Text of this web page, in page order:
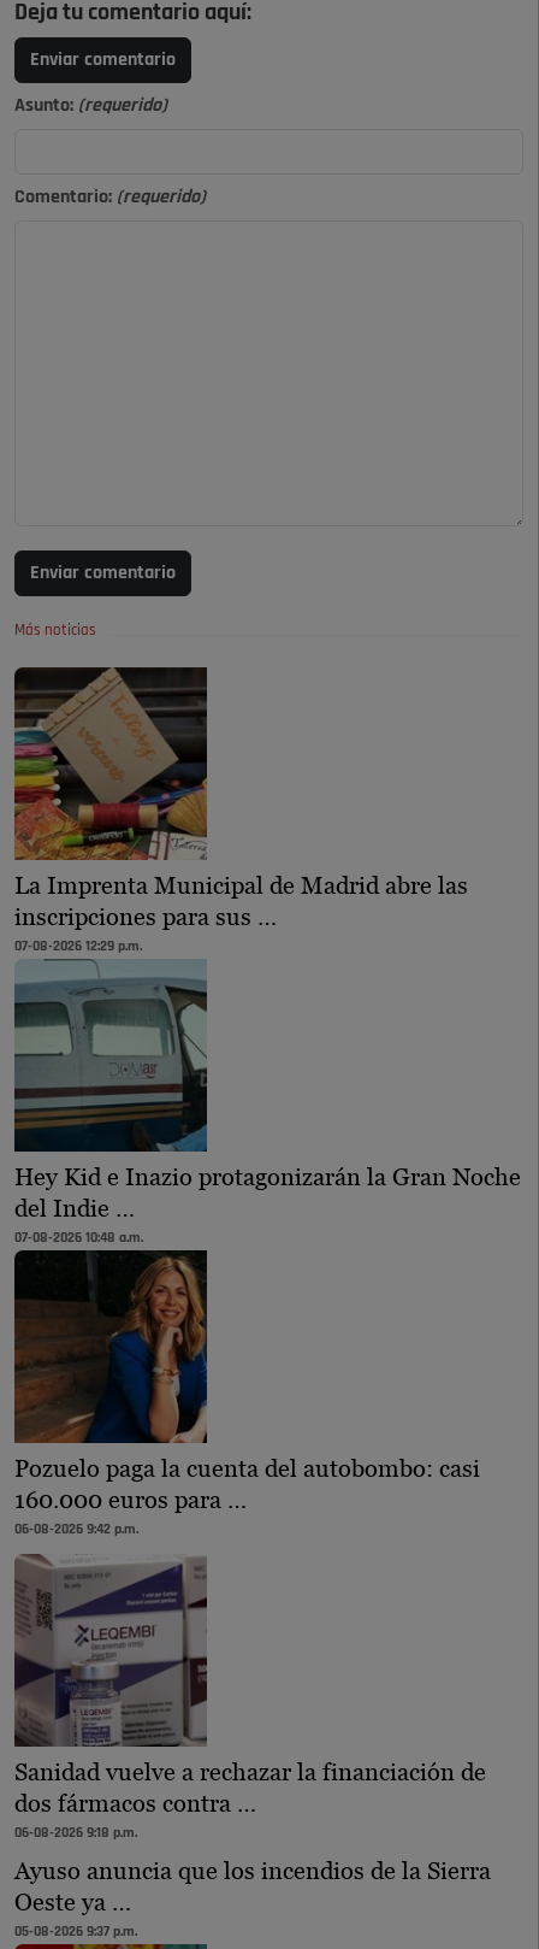
Deja tu comentario aquí:
Enviar comentario
Asunto: (requerido)
Comentario: (requerido)
Enviar comentario
Más noticias
La Imprenta Municipal de Madrid abre las
inscripciones para sus …
07-08-2026 12:29 p.m.
Hey Kid e Inazio protagonizarán la Gran Noche
del Indie …
07-08-2026 10:48 a.m.
Pozuelo paga la cuenta del autobombo: casi
160.000 euros para …
06-08-2026 9:42 p.m.
Sanidad vuelve a rechazar la financiación de
dos fármacos contra …
06-08-2026 9:18 p.m.
Ayuso anuncia que los incendios de la Sierra
Oeste ya …
05-08-2026 9:37 p.m.